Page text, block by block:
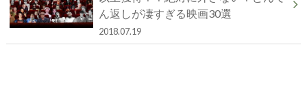
ん返しが凄すぎる映画30選
2018.07.19